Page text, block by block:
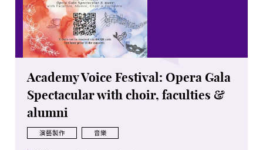
Academy Voice Festival: Opera Gala
Spectacular with choir, faculties &
alumni
演藝製作 音樂